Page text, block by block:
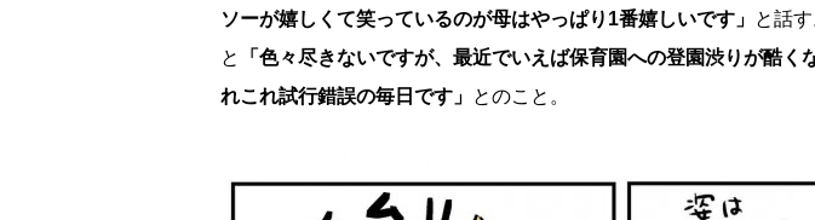
ソーが嬉しくて笑っているのが母はやっぱり1番嬉しいです」 と話
と
「色々尽きないですが、最近でいえば保育園への登園渋りが酷く
れこれ試行錯誤の毎日です」 とのこと。